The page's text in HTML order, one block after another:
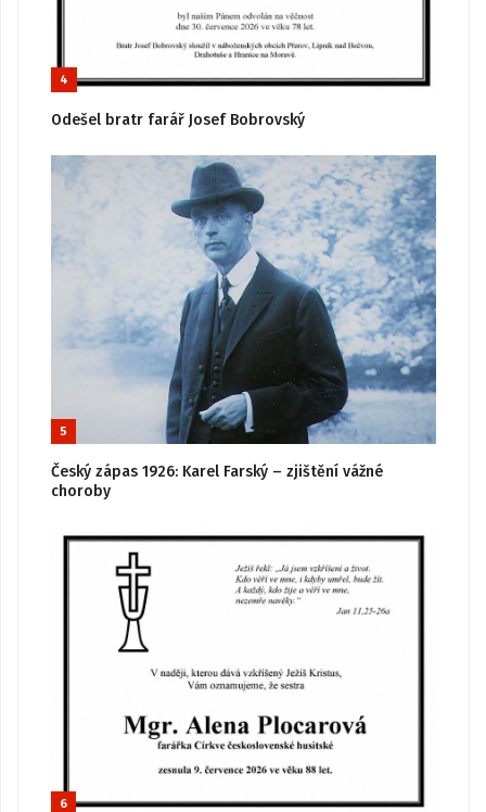
4
Odešel bratr farář Josef Bobrovský
5
Český zápas 1926: Karel Farský – zjištění vážné
choroby
6